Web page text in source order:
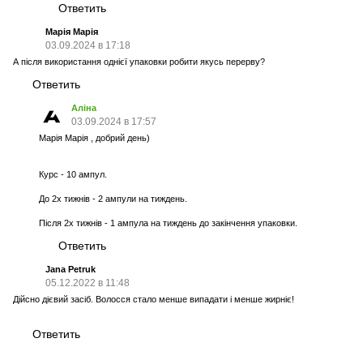
Ответить
Марія Марія
03.09.2024 в 17:18
А після використання однієї упаковки робити якусь перерву?
Ответить
Аліна
03.09.2024 в 17:57
Марія Марія , добрий день)
Курс - 10 ампул.
До 2х тижнів - 2 ампули на тиждень.
Після 2х тижнів - 1 ампула на тиждень до закінчення упаковки.
Ответить
Jana Petruk
05.12.2022 в 11:48
Дійсно дієвий засіб. Волосся стало менше випадати і менше жирніє!
Ответить